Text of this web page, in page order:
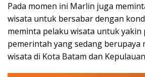
Pada momen ini Marlin juga
wisata untuk bersabar dengan
meminta pelaku wisata untuk yakin
pemerintah yang sedang berupaya
wisata di Kota Batam dan